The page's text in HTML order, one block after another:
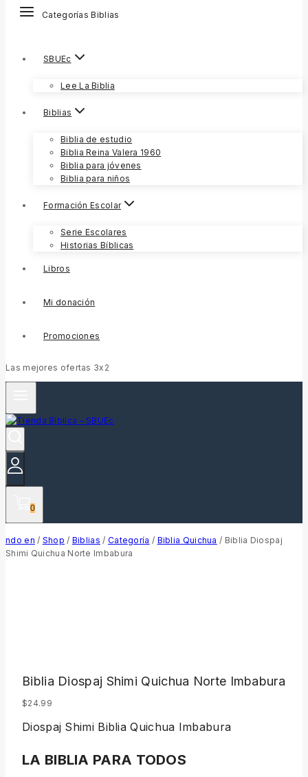
Categorías Biblias
SBUEc
Lee La Biblia
Biblias
Biblia de estudio
Biblia Reina Valera 1960
Biblia para jóvenes
Biblia para niños
Formación Escolar
Serie Escolares
Historias Bíblicas
Libros
Mi donación
Promociones
Las mejores ofertas 3x2
0
ndo en / Shop / Biblias / Categoría / Biblia Quichua / Biblia Diospaj
Shimi Quichua Norte Imbabura
Biblia Diospaj Shimi Quichua Norte Imbabura
$24.99
Diospaj Shimi Biblia Quichua Imbabura
LA BIBLIA PARA TODOS